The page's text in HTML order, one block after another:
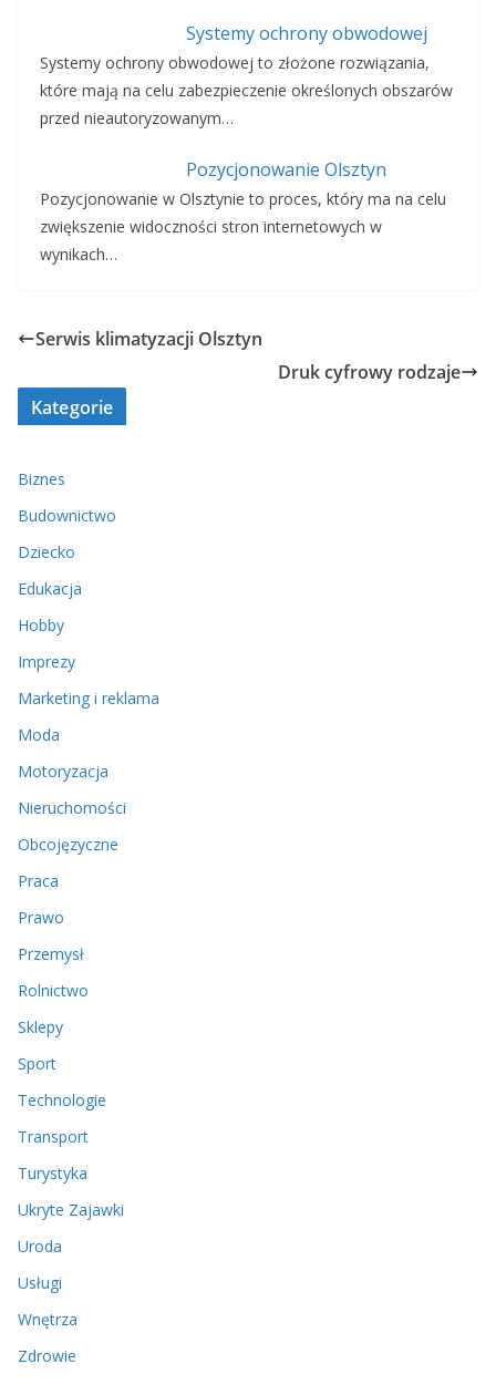
Systemy ochrony obwodowej
Systemy ochrony obwodowej to złożone rozwiązania,
które mają na celu zabezpieczenie określonych obszarów
przed nieautoryzowanym…
Pozycjonowanie Olsztyn
Pozycjonowanie w Olsztynie to proces, który ma na celu
zwiększenie widoczności stron internetowych w
wynikach…
Serwis klimatyzacji Olsztyn
Druk cyfrowy rodzaje
Kategorie
Biznes
Budownictwo
Dziecko
Edukacja
Hobby
Imprezy
Marketing i reklama
Moda
Motoryzacja
Nieruchomości
Obcojęzyczne
Praca
Prawo
Przemysł
Rolnictwo
Sklepy
Sport
Technologie
Transport
Turystyka
Ukryte Zajawki
Uroda
Usługi
Wnętrza
Zdrowie